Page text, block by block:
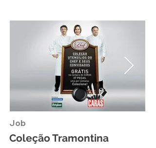
Job
Coleção Tramontina